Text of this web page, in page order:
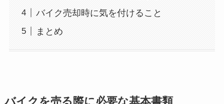
バイク売却時に気を付けること
まとめ
バイクを売る際に必要な基本書類